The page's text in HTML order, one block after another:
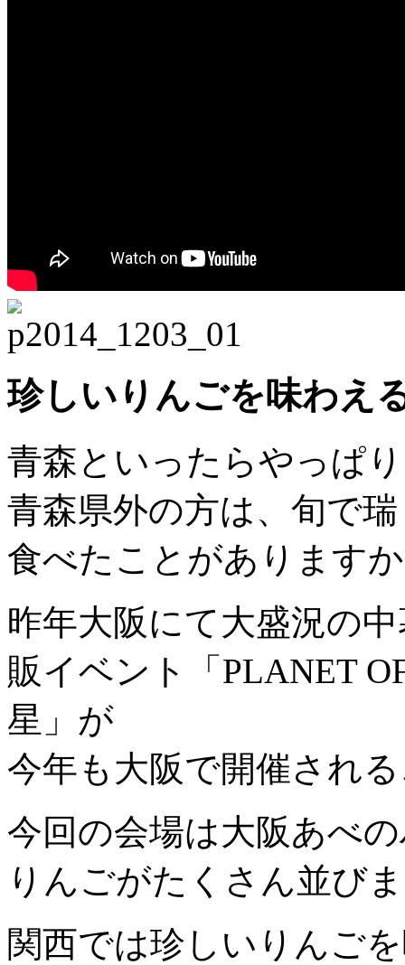
珍しいりんごを味わえ
青森といったらやっぱ
青森県外の方は、旬で
食べたことがあります
昨年大阪にて大盛況の
販イベント「PLANET
星」が
今年も大阪で開催され
今回の会場は大阪あべ
りんごがたくさん並び
関西では珍しいりんご